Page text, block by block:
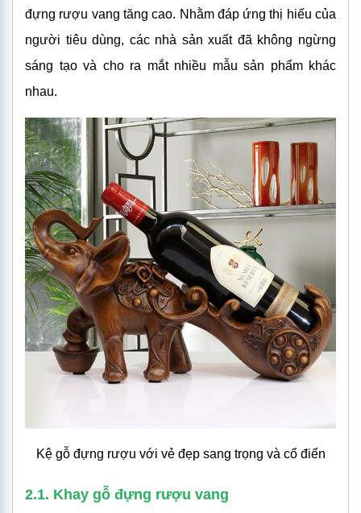
đựng rượu vang tăng cao. Nhằm đáp ứng thị hiếu của
người tiêu dùng, các nhà sản xuất đã không ngừng
sáng tạo và cho ra mắt nhiều mẫu sản phẩm khác
nhau.
Kệ gỗ đựng rượu với vẻ đẹp sang trọng và cổ điển
2.1. Khay gỗ đựng rượu vang